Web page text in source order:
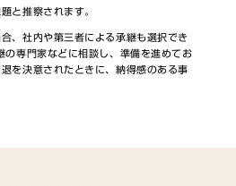
と推察されます。
、社内や第三者による承継も選択でき
の専門家などに相談し、準備を進めてお
を決意されたときに、納得感のある事